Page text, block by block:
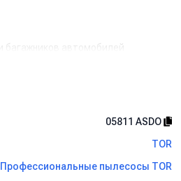
багажников автомобилей
и надежный моющий
поверхностей.
по выгодной цене с доставкой по
наличие и отзывы
05811 ASDO
TOR
Профессиональные пылесосы TOR